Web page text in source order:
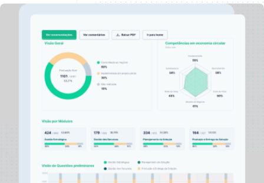
&nbps